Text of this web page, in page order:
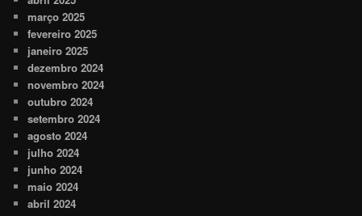
março 2025
fevereiro 2025
janeiro 2025
dezembro 2024
novembro 2024
outubro 2024
setembro 2024
agosto 2024
julho 2024
junho 2024
maio 2024
abril 2024